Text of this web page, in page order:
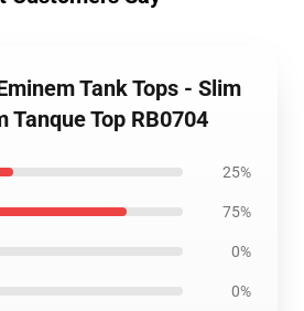
Tank Tops - Slim
Tanque Top RB0704
25%
75%
0%
0%